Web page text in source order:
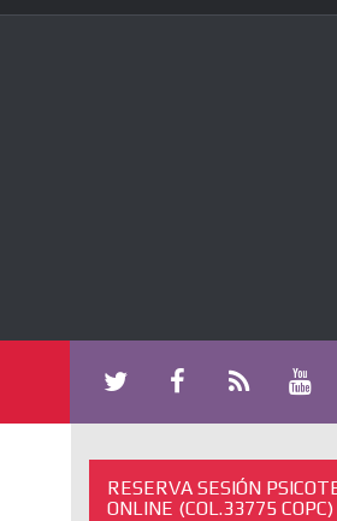
RESERVA SESIÓN
ONLINE (COL.33775 COPC)